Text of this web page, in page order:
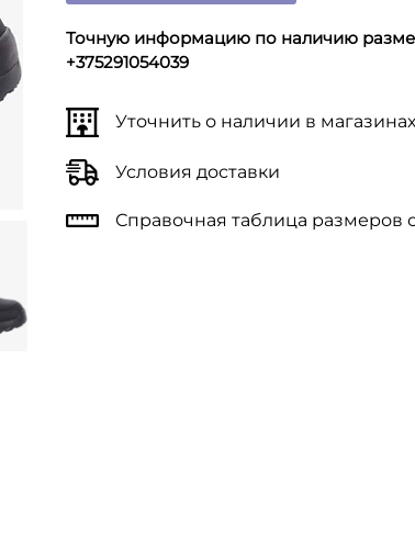
Точную информацию по наличию
+375291054039
Уточнить о наличии в магазинах
Условия доставки
Справочная таблица размеров